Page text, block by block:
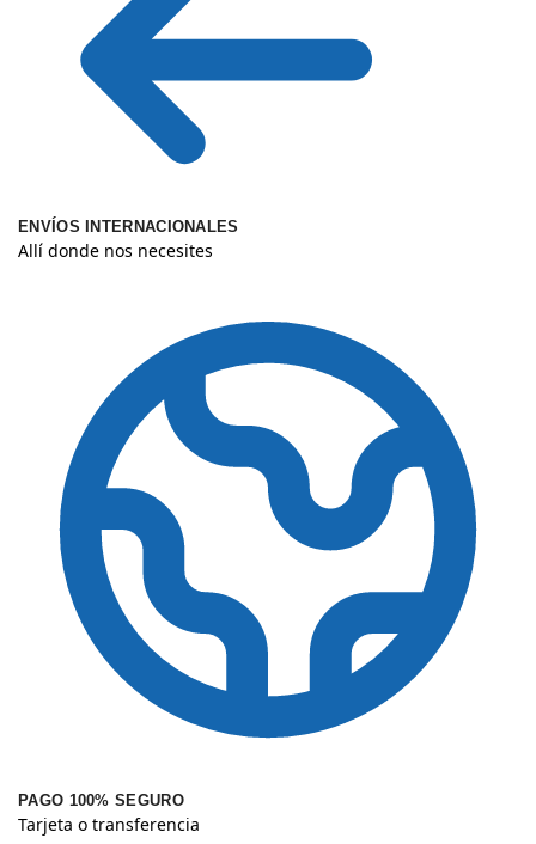
ENVÍOS INTERNACIONALES
Allí donde nos necesites
PAGO 100% SEGURO
Tarjeta o transferencia